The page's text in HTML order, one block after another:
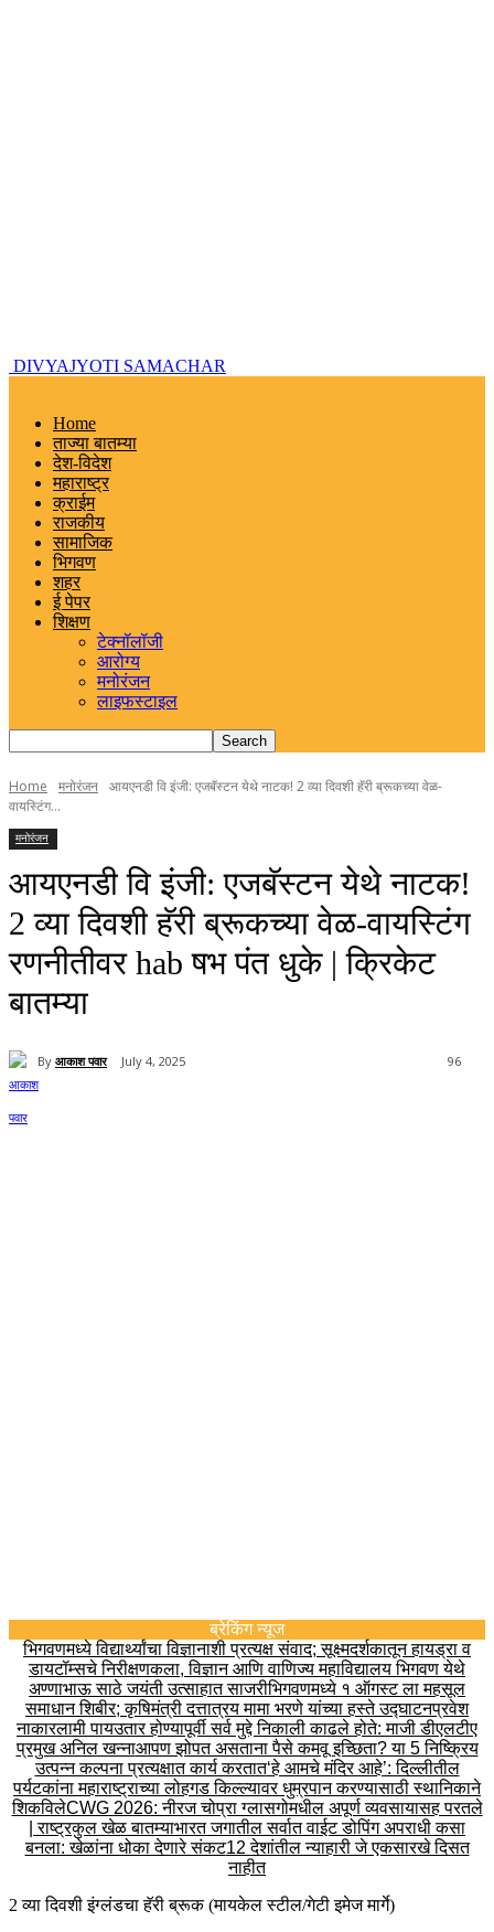
DIVYAJYOTI SAMACHAR
Home
ताज्या बातम्या
देश-विदेश
महाराष्ट्र
क्राईम
राजकीय
सामाजिक
भिगवण
शहर
ई पेपर
शिक्षण
टेक्नॉलॉजी
आरोग्य
मनोरंजन
लाइफस्टाइल
Home मनोरंजन आयएनडी वि इंजी: एजबॅस्टन येथे नाटक! 2 व्या दिवशी हॅरी ब्रूकच्या वेळ-
वायस्टिंग...
मनोरंजन
आयएनडी वि इंजी: एजबॅस्टन येथे नाटक!
2 व्या दिवशी हॅरी ब्रूकच्या वेळ-वायस्टिंग
रणनीतीवर hab षभ पंत धुके | क्रिकेट
बातम्या
By आकाश पवार July 4, 2025 96
ब्रेकिंग न्यूज
भिगवणमध्ये विद्यार्थ्यांचा विज्ञानाशी प्रत्यक्ष संवाद; सूक्ष्मदर्शकातून हायड्रा व
डायटॉम्सचे निरीक्षणकला, विज्ञान आणि वाणिज्य महाविद्यालय भिगवण येथे
अण्णाभाऊ साठे जयंती उत्साहात साजरीभिगवणमध्ये १ ऑगस्ट ला महसूल
समाधान शिबीर; कृषिमंत्री दत्तात्रय मामा भरणे यांच्या हस्ते उद्घाटनप्रवेश
नाकारलामी पायउतार होण्यापूर्वी सर्व मुद्दे निकाली काढले होते: माजी डीएलटीए
प्रमुख अनिल खन्नाआपण झोपत असताना पैसे कमवू इच्छिता? या 5 निष्क्रिय
उत्पन्न कल्पना प्रत्यक्षात कार्य करतात‘हे आमचे मंदिर आहे’: दिल्लीतील
पर्यटकांना महाराष्ट्राच्या लोहगड किल्ल्यावर धुम्रपान करण्यासाठी स्थानिकाने
शिकविलेCWG 2026: नीरज चोप्रा ग्लासगोमधील अपूर्ण व्यवसायासह परतले
| राष्ट्रकुल खेळ बातम्याभारत जगातील सर्वात वाईट डोपिंग अपराधी कसा
बनला: खेळांना धोका देणारे संकट12 देशांतील न्याहारी जे एकसारखे दिसत
नाहीत
2 व्या दिवशी इंग्लंडचा हॅरी ब्रूक (मायकेल स्टील/गेटी इमेज मार्गे)